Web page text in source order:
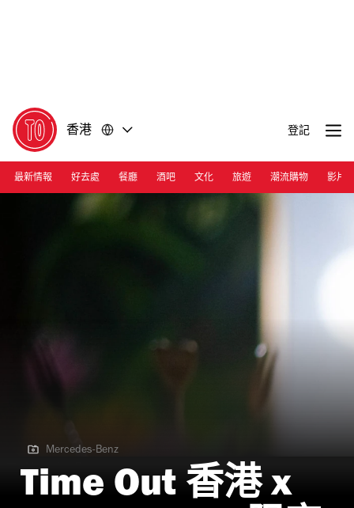
香港 登記
最新情報 好去處 餐廳 酒吧 文化 旅遊 潮流購物 影片
Mercedes-Benz
Mercedes-Benz
Time Out 香港 x